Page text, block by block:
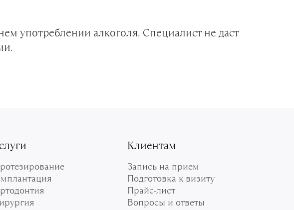
употреблении алкоголя. Специалист не даст
Клиентам
Запись на прием
Подготовка к визиту
Прайс-лист
Вопросы и ответы